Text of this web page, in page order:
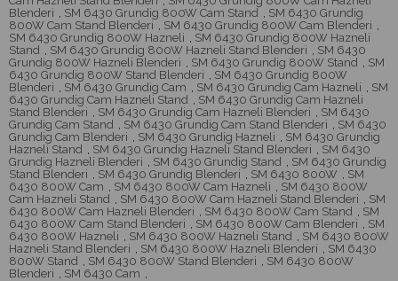
Blenderi , SM 6430 Grundig 800W Cam Stand , SM 6430 Grundig
800W Cam Stand Blenderi , SM 6430 Grundig 800W Cam Blenderi ,
SM 6430 Grundig 800W Hazneli , SM 6430 Grundig 800W Hazneli
Stand , SM 6430 Grundig 800W Hazneli Stand Blenderi , SM 6430
Grundig 800W Hazneli Blenderi , SM 6430 Grundig 800W Stand , SM
6430 Grundig 800W Stand Blenderi , SM 6430 Grundig 800W
Blenderi , SM 6430 Grundig Cam , SM 6430 Grundig Cam Hazneli , SM
6430 Grundig Cam Hazneli Stand , SM 6430 Grundig Cam Hazneli
Stand Blenderi , SM 6430 Grundig Cam Hazneli Blenderi , SM 6430
Grundig Cam Stand , SM 6430 Grundig Cam Stand Blenderi , SM 6430
Grundig Cam Blenderi , SM 6430 Grundig Hazneli , SM 6430 Grundig
Hazneli Stand , SM 6430 Grundig Hazneli Stand Blenderi , SM 6430
Grundig Hazneli Blenderi , SM 6430 Grundig Stand , SM 6430 Grundig
Stand Blenderi , SM 6430 Grundig Blenderi , SM 6430 800W , SM
6430 800W Cam , SM 6430 800W Cam Hazneli , SM 6430 800W
Cam Hazneli Stand , SM 6430 800W Cam Hazneli Stand Blenderi , SM
6430 800W Cam Hazneli Blenderi , SM 6430 800W Cam Stand , SM
6430 800W Cam Stand Blenderi , SM 6430 800W Cam Blenderi , SM
6430 800W Hazneli , SM 6430 800W Hazneli Stand , SM 6430 800W
Hazneli Stand Blenderi , SM 6430 800W Hazneli Blenderi , SM 6430
800W Stand , SM 6430 800W Stand Blenderi , SM 6430 800W
Blenderi , SM 6430 Cam ,